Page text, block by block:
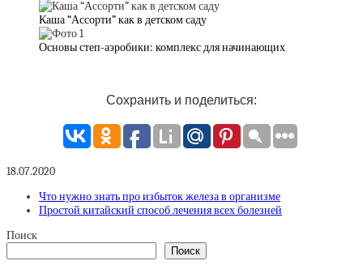
Каша “Ассорти” как в детском саду
Основы степ-аэробики: комплекс для начинающих
Сохранить и поделиться:
18.07.2020
Что нужно знать про избыток железа в организме
Простой китайский способ лечения всех болезней
Поиск
Поиск